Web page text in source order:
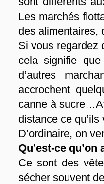
Les marchés
des alimentaires,
Si vous regardez
cela signifie
d’autres
accrochent
canne à
distance ce
D’ordinaire, on
Qu’est-ce
Ce sont des
sécher souvent